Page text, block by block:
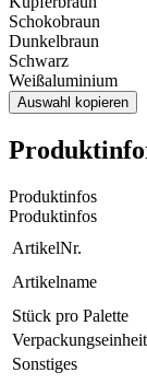
Schokobraun
Dunkelbraun
Schwarz
Weißaluminium
Auswahl kopieren
Produktinfos
Produktinfos
ArtikelNr.
Artikelname
Stück pro Palette
Verpackungseinheit
Sonstiges